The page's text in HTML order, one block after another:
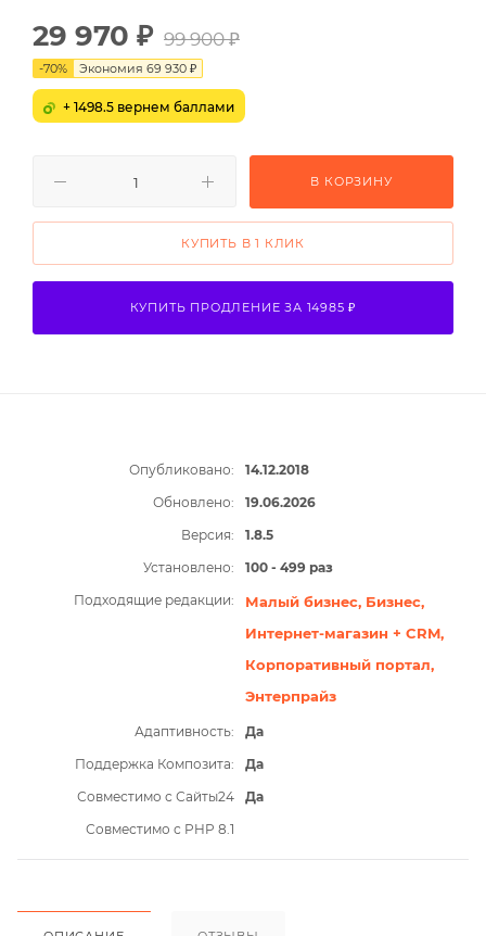
29 970 ₽ 99 900₽
-70% Экономия 69 930 ₽
+ 1498.5 вернем баллами
В КОРЗИНУ
КУПИТЬ В 1 КЛИК
КУПИТЬ ПРОДЛЕНИЕ ЗА 14985 ₽
Опубликовано:
14.12.2018
Обновлено:
19.06.2026
Версия:
1.8.5
Установлено:
100 - 499 раз
Подходящие редакции:
Малый бизнес, Бизнес,
Интернет-магазин + CRM,
Корпоративный портал,
Энтерпрайз
Адаптивность:
Да
Поддержка Композита:
Да
Совместимо с Сайты24
Да
Совместимо с PHP 8.1